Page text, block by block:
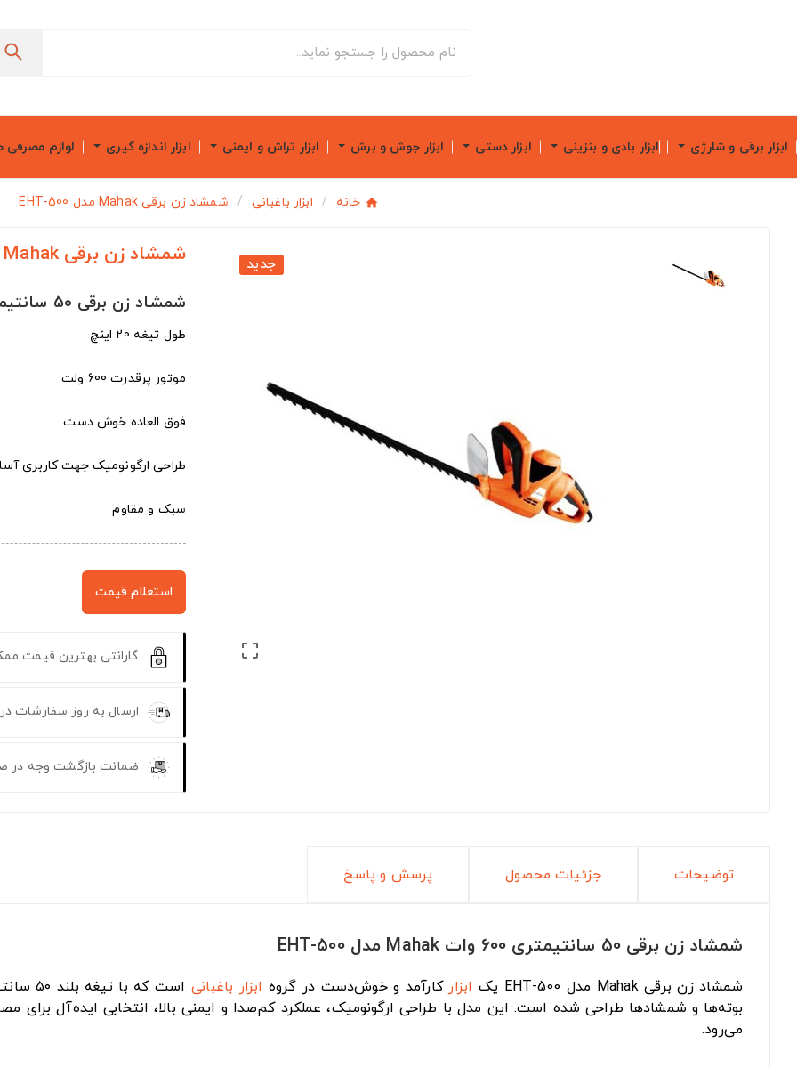
ابزار برقی و شارژی ابزار بادی و بنزینی ابزار دستی ابزار جوش و برش ابزار تراش و ایمنی ابزار اندازه گیری لوازم
خانه ابزار باغبانی شمشاد زن برقی Mahak مدل EHT-500
جدید

شمشاد زن برقی Mahak مدل EHT-500
شمشاد زن برقی 50 سانتیمتری 600 وات محک مدل EHT-500
طول تیغه 20 اینچ
موتور پرقدرت 600 ولت
فوق العاده خوش دست
طراحی ارگونومیک جهت کاربری
سبک و مقاوم
استعلام قیمت
گارانتی بهترین قیمت
ارسال به روز سفارشات
ضمانت بازگشت وجه در
توضیحات جزئیات محصول پرسش و پاسخ
شمشاد زن برقی 50 سانتیمتری 600 وات Mahak مدل EHT-500
شمشاد زن برقی Mahak مدل EHT-500 یک ابزار کارآمد و خوش‌دست در گروه ابزار باغبانی
بوته‌ها و شمشادها طراحی شده است. این مدل با طراحی ارگونومیک، عملکرد کم‌صدا و ایمنی بالا، انتخابی ایده‌آل برای
می‌رود.